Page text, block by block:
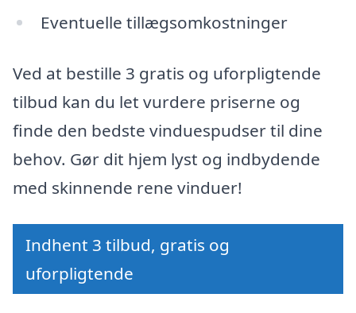
Eventuelle tillægsomkostninger
Ved at bestille 3 gratis og uforpligtende
tilbud kan du let vurdere priserne og
finde den bedste vinduespudser til dine
behov. Gør dit hjem lyst og indbydende
med skinnende rene vinduer!
Indhent 3 tilbud, gratis og
uforpligtende